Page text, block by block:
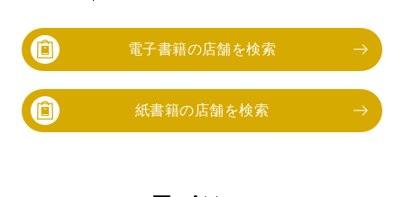
電子書籍の店舗を検索
紙書籍の店舗を検索